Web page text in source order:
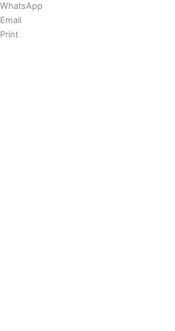
WhatsApp
Email
Print